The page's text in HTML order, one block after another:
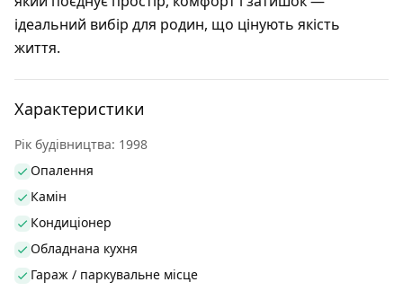
ідеальний вибір для родин, що цінують якість
життя.
Характеристики
Рік будівництва: 1998
Опалення
Камін
Кондиціонер
Обладнана кухня
Гараж / паркувальне місце